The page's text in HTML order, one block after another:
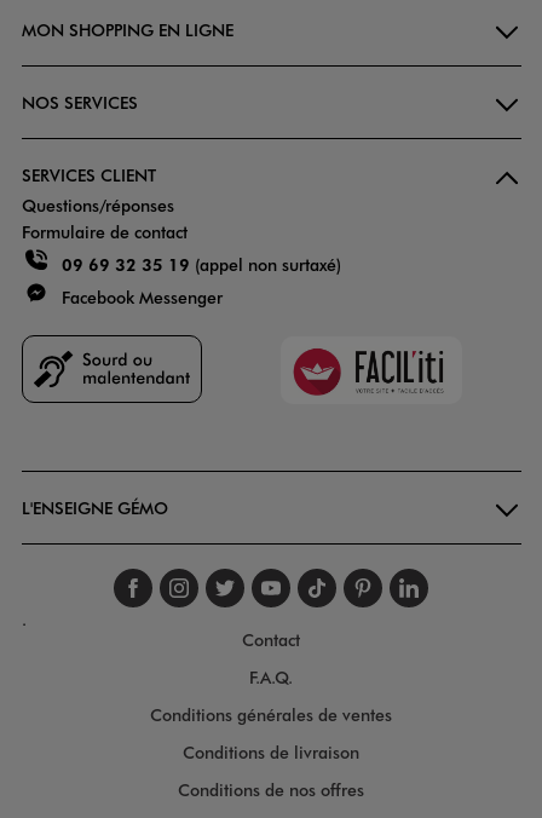
MON SHOPPING EN LIGNE
NOS SERVICES
SERVICES CLIENT
Questions/réponses
Formulaire de contact
09 69 32 35 19 (appel non surtaxé)
Facebook Messenger
Faciliti
L'ENSEIGNE GÉMO
Suivez-nous sur
Suivez-nous sur
Suivez-nous sur
Suivez-nous
Suivez-nous
Suivez-
.
Contact
F.A.Q.
Conditions générales de ventes
Conditions de livraison
Conditions de nos offres